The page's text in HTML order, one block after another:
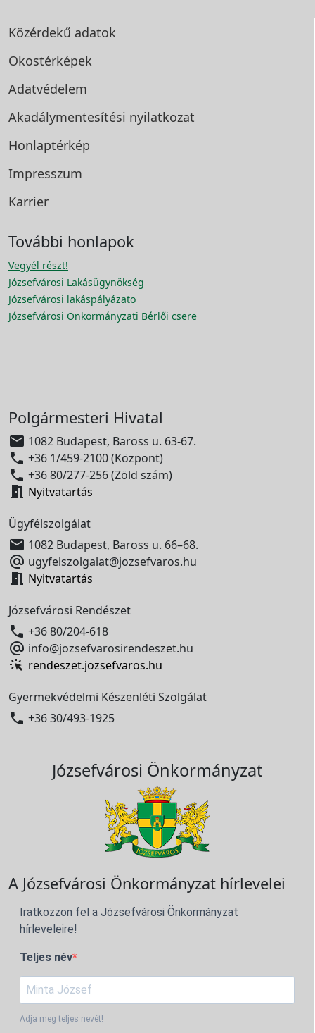
Közérdekű adatok
Okostérképek
Adatvédelem
Akadálymentesítési nyilatkozat
Honlaptérkép
Impresszum
Karrier
További honlapok
Vegyél részt!
Józsefvárosi Lakásügynökség
Józsefvárosi lakáspályázato
Józsefvárosi Önkormányzati Bérlői csere
Polgármesteri Hivatal
 1082 Budapest, Baross u. 63-67.
 +36 1/459-2100 (Központ)
 +36 80/277-256 (Zöld szám)
 Nyitvatartás
Ügyfélszolgálat
 1082 Budapest, Baross u. 66–68.
 ugyfelszolgalat@jozsefvaros.hu
 Nyitvatartás
Józsefvárosi Rendészet
 +36 80/204-618
 info@jozsefvarosirendeszet.hu
rendeszet.jozsefvaros.hu
Gyermekvédelmi Készenléti Szolgálat
 +36 30/493-1925
Józsefvárosi Önkormányzat
A Józsefvárosi Önkormányzat hírlevelei
Iratkozzon fel a Józsefvárosi Önkormányzat
hírleveleire!
Teljes név
Adja meg teljes nevét!